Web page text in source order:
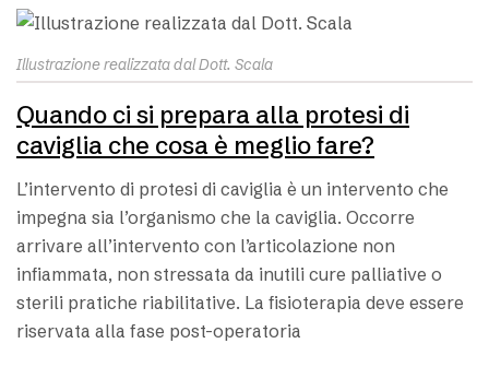
Illustrazione realizzata dal Dott. Scala
Quando ci si prepara alla protesi di
caviglia che cosa è meglio fare?
L’intervento di protesi di caviglia è un intervento che
impegna sia l’organismo che la caviglia. Occorre
arrivare all’intervento con l’articolazione non
infiammata, non stressata da inutili cure palliative o
sterili pratiche riabilitative. La fisioterapia deve essere
riservata alla fase post-operatoria